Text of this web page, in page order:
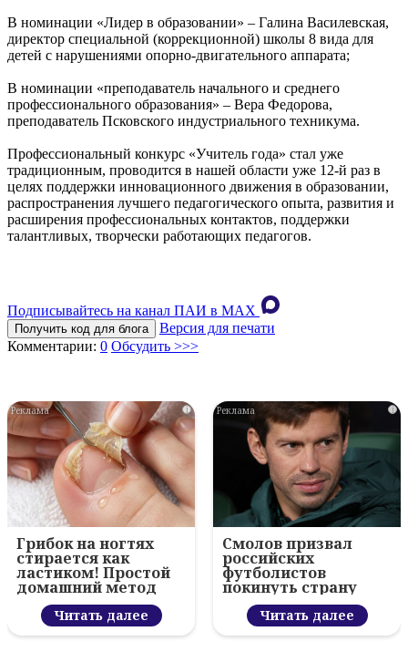
В номинации «Лидер в образовании» – Галина Василевская,
директор специальной (коррекционной) школы 8 вида для
детей с нарушениями опорно-двигательного аппарата;
В номинации «преподаватель начального и среднего
профессионального образования» – Вера Федорова,
преподаватель Псковского индустриального техникума.
Профессиональный конкурс «Учитель года» стал уже
традиционным, проводится в нашей области уже 12-й раз в
целях поддержки инновационного движения в образовании,
распространения лучшего педагогического опыта, развития и
расширения профессиональных контактов, поддержки
талантливых, творчески работающих педагогов.
Подписывайтесь на канал ПАИ в MAХ
Получить код для блога
Версия для печати
Комментарии: 0 Обсудить >>>
i
Грибок на ногтях
стирается как
ластиком! Простой
домашний метод
Читать далее
i
Смолов призвал
российских
футболистов
покинуть страну
Читать далее